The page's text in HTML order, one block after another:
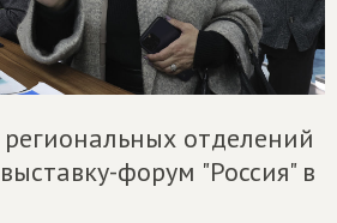
отделений
форум "Россия" в